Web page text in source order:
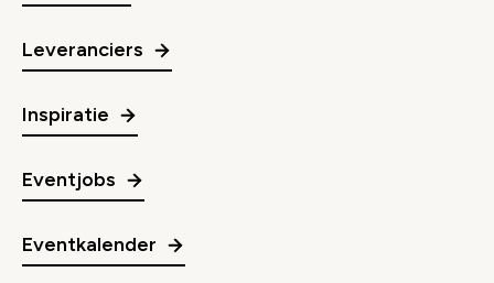
Leveranciers
Inspiratie
Eventjobs
Eventkalender